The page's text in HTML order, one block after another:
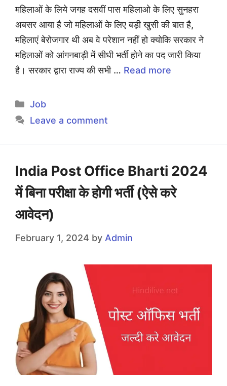
महिलाओं के लिये जगह दसवीं पास महिलाओ के लिए सुनहरा
अबसर आया है जो महिलाओं के लिए बड़ी खुसी की बात है,
महिलाएं बेरोजगार थी अब वे परेशान नहीं हो क्योकि सरकार ने
महिलाओं को आंगनबाड़ी में सीधी भर्ती होने का पद जारी किया
है। सरकार द्वारा राज्य की सभी … Read more
Categories
Job
Leave a comment
India Post Office Bharti 2024
में बिना परीक्षा के होगी भर्ती (ऐसे करे
आवेदन)
February 1, 2024 by Admin